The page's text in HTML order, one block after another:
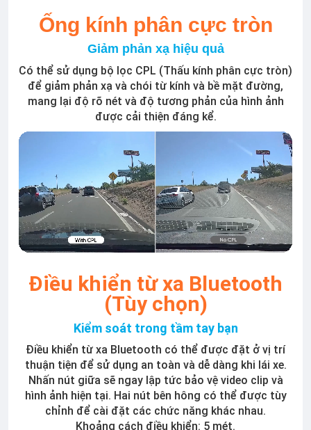
Ống kính phân cực tròn
Giảm phản xạ hiệu quả
Có thể sử dụng bộ lọc CPL (Thấu kính phân cực tròn)
để giảm phản xạ và chói từ kính và bề mặt đường,
mang lại độ rõ nét và độ tương phản của hình ảnh
được cải thiện đáng kể.
Điều khiển từ xa Bluetooth
(Tùy chọn)
Kiểm soát trong tầm tay bạn
Điều khiển từ xa Bluetooth có thể được đặt ở vị trí
thuận tiện để sử dụng an toàn và dễ dàng khi lái xe.
Nhấn nút giữa sẽ ngay lập tức bảo vệ video clip và
hình ảnh hiện tại. Hai nút bên hông có thể được tùy
chỉnh để cài đặt các chức năng khác nhau.
Khoảng cách điều khiển: 5 mét.